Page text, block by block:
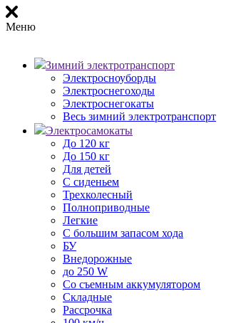
Меню
Зимний электротранспорт
Электросноуборды
Электроснегоходы
Электроснегокаты
Весь зимний электротранспорт
Электросамокаты
До 120 кг
До 150 кг
Для детей
С сиденьем
Трехколесный
Полноприводные
Легкие
С большим запасом хода
БУ
Внедорожные
до 250 W
Со съемным аккумулятором
Складные
Рассрочка